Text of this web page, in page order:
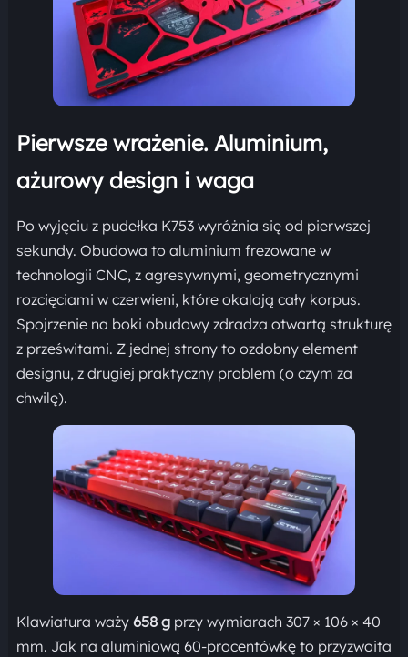
Pierwsze wrażenie. Aluminium,
ażurowy design i waga
Po wyjęciu z pudełka K753 wyróżnia się od pierwszej
sekundy. Obudowa to aluminium frezowane w
technologii CNC, z agresywnymi, geometrycznymi
rozcięciami w czerwieni, które okalają cały korpus.
Spojrzenie na boki obudowy zdradza otwartą strukturę
z prześwitami. Z jednej strony to ozdobny element
designu, z drugiej praktyczny problem (o czym za
chwilę).
Klawiatura waży 658 gprzy wymiarach 307 × 106 × 40
mm. Jak na aluminiową 60-procentówkę to przyzwoita